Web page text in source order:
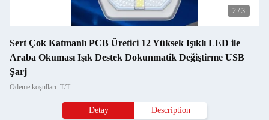
2 / 3
Sert Çok Katmanlı PCB Üretici 12 Yüksek Işıklı LED ile
Araba Okuması Işık Destek Dokunmatik Değiştirme USB
Şarj
Ödeme koşulları: T/T
Detay Description